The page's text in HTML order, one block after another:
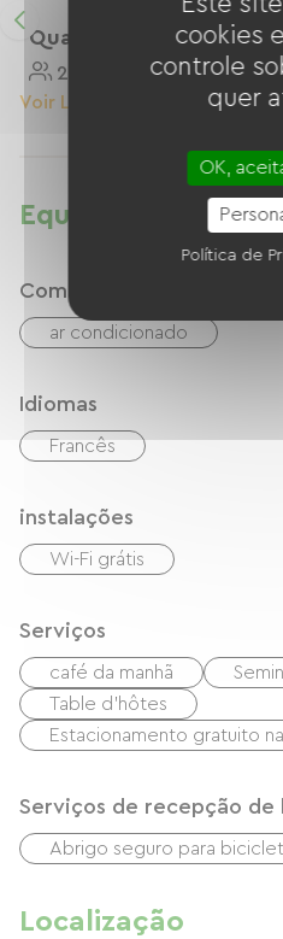
Quarto Da Cegonha
2 Personnes
35 M²
Voir Le Logement
Equipamentos
Comfort
ar condicionado
Idiomas
Francês
instalações
Wi-Fi grátis
Serviços
café da manhã
Table d'hôtes
Estacionamento gratuito
Serviços de recepção de
Abrigo seguro para
Localização
cookies
controle
quer
OK,
Política de